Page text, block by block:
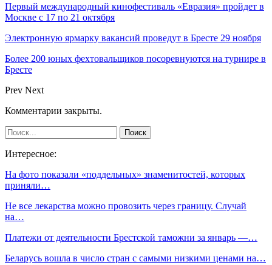
Первый международный кинофестиваль «Евразия» пройдет в
Москве с 17 по 21 октября
Электронную ярмарку вакансий проведут в Бресте 29 ноября
Более 200 юных фехтовальщиков посоревнуются на турнире в
Бресте
Prev Next
Комментарии закрыты.
Интересное:
На фото показали «поддельных» знаменитостей, которых
приняли…
Не все лекарства можно провозить через границу. Случай
на…
Платежи от деятельности Брестской таможни за январь —…
Беларусь вошла в число стран с самыми низкими ценами на…